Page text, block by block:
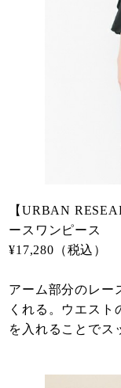
【URBAN
ースワンピース
¥17,280（税込）
アーム部分のレー
くれる。ウエスト
を入れることでス